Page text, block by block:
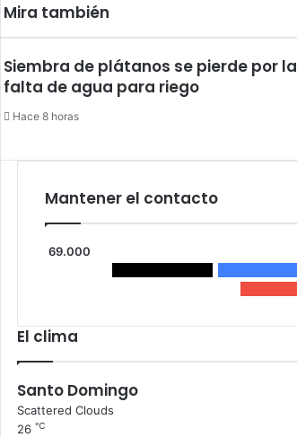
Mira también
Siembra de plátanos se pierde por la
falta de agua para riego
Hace 8 horas
Mantener el contacto
69.000
El clima
Santo Domingo
Scattered Clouds
26℃